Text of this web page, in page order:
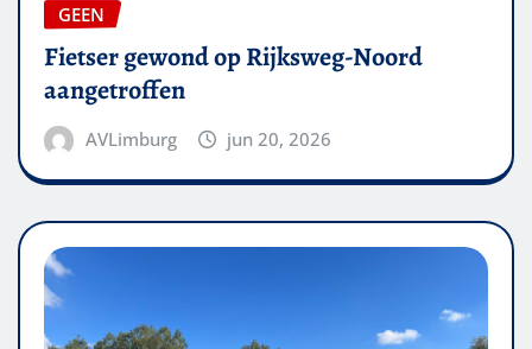
GEEN
Fietser gewond op Rijksweg-Noord
aangetroffen
AVLimburg jun 20, 2026